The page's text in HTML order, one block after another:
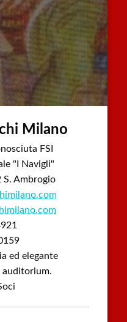
Milano
FSI
"I Navigli"
S. Ambrogio
ed elegante
auditorium.